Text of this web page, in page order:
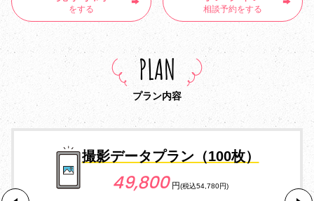
をする 相談予約をする
PLAN
プラン内容
撮影データプラン（100枚）
49,800 円(税込54,780円)